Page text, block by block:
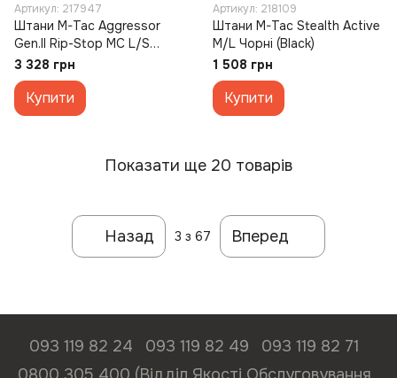
Артикул: 217947
Штани M-Tac Aggressor
Gen.II Rip-Stop MC L/S
Зелені (Multicam)
3 328 грн
Купити
Артикул: 218109
Штани M-Tac Stealth Active
M/L Чорні (Black)
1 508 грн
Купити
Показати ще 20 товарів
Назад 3 з 67 Вперед
093 119 82 24 093 119 82 49
093 119 82 71